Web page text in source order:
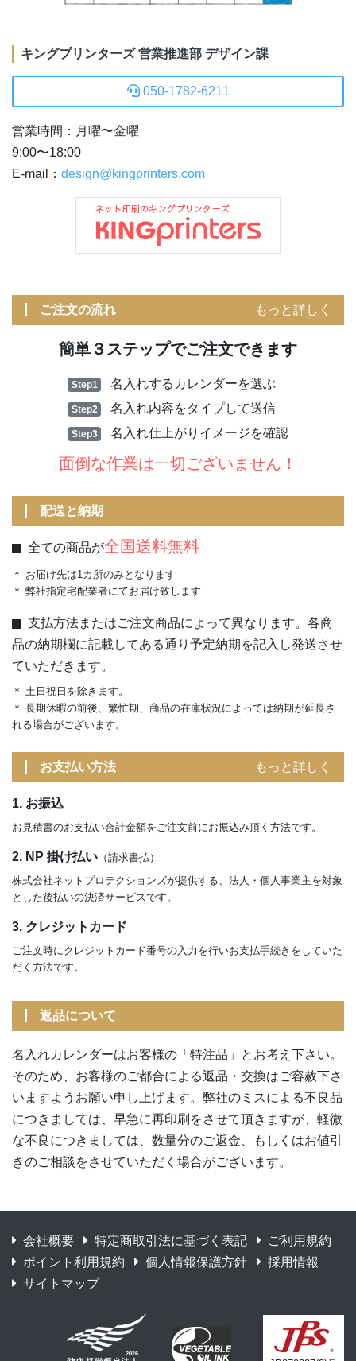
キングプリンターズ 営業推進部 デザイン課
050-1782-6211
営業時間：月曜〜金曜
9:00〜18:00
E-mail： design@kingprinters.com
ご注文の流れ もっと詳しく
簡単３ステップでご注文できます
Step1 名入れするカレンダーを選ぶ
Step2 名入れ内容をタイプして送信
Step3 名入れ仕上がりイメージを確認
面倒な作業は一切ございません！
配送と納期
全ての商品が全国送料無料
＊ お届け先は1カ所のみとなります
＊ 弊社指定宅配業者にてお届け致します
支払方法またはご注文商品によって異なります。各商
品の納期欄に記載してある通り予定納期を記入し発送させ
ていただきます。
＊ 土日祝日を除きます。
＊ 長期休暇の前後、繁忙期、商品の在庫状況によっては納期が延長さ
れる場合がございます。
お支払い方法 もっと詳しく
1. お振込
お見積書のお支払い合計金額をご注文前にお振込み頂く方法です。
2. NP 掛け払い （請求書払）
株式会社ネットプロテクションズが提供する、法人・個人事業主を対象
とした後払いの決済サービスです。
3. クレジットカード
ご注文時にクレジットカード番号の入力を行いお支払手続きをしていた
だく方法です。
返品について
名入れカレンダーはお客様の「特注品」とお考え下さい。
そのため、お客様のご都合による返品・交換はご容赦下さ
いますようお願い申し上げます。弊社のミスによる不良品
につきましては、早急に再印刷をさせて頂きますが、軽微
な不良につきましては、数量分のご返金、もしくはお値引
きのご相談をさせていただく場合がございます。
会社概要 特定商取引法に基づく表記
ご利用規約
ポイント利用規約
個人情報保護方針
採用情報
サイトマップ